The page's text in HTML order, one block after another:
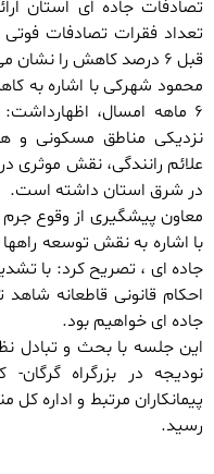
تعداد فقرات تصادفات
قبل ۶ درصد کاهش را نشان می دهد.
۶ ماهه امسال،
نزدیکی مناطق مسکونی و
در شرق استان داشته است.
معاون پیشگیری از وقوع
با اشاره به نقش توسعه
جاده ای ، تصریح کرد: با
احکام قانونی قاطعانه شاهد
جاده ای خواهیم بود.
این جلسه با بحث و تبادل
نودیجه در بزرگراه
پیمانکاران مرتبط و اداره کل
رسید.